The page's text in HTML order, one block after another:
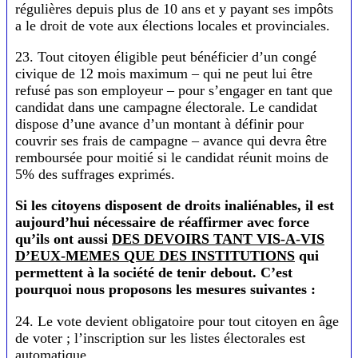
régulières depuis plus de 10 ans et y payant ses impôts
a le droit de vote aux élections locales et provinciales.
23. Tout citoyen éligible peut bénéficier d’un congé
civique de 12 mois maximum – qui ne peut lui être
refusé pas son employeur – pour s’engager en tant que
candidat dans une campagne électorale. Le candidat
dispose d’une avance d’un montant à définir pour
couvrir ses frais de campagne – avance qui devra être
remboursée pour moitié si le candidat réunit moins de
5% des suffrages exprimés.
Si les citoyens disposent de droits inaliénables, il est
aujourd’hui nécessaire de réaffirmer avec force
qu’ils ont aussi DES DEVOIRS TANT VIS-A-VIS
D’EUX-MEMES QUE DES INSTITUTIONS qui
permettent à la société de tenir debout. C’est
pourquoi nous proposons les mesures suivantes :
24. Le vote devient obligatoire pour tout citoyen en âge
de voter ; l’inscription sur les listes électorales est
automatique.